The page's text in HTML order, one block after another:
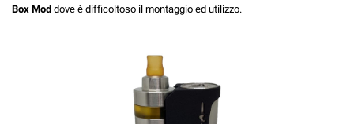
Box Mod dove è difficoltoso il montaggio ed utilizzo.